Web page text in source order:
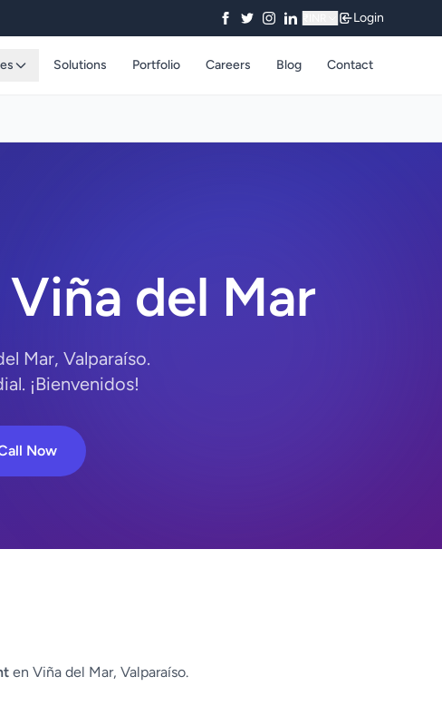
Login
Solutions Portfolio Careers Blog Contact
del Mar
Mar, Valparaíso.
¡Bienvenidos!
Now
en Viña del Mar, Valparaíso.